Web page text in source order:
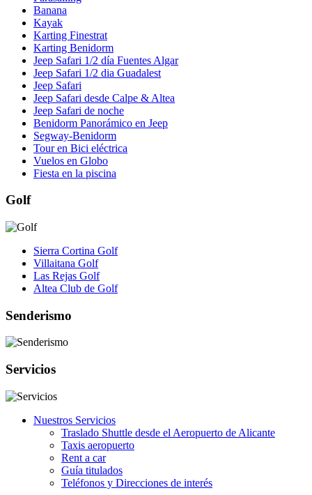
Banana
Kayak
Karting Finestrat
Karting Benidorm
Jeep Safari 1/2 día Fuentes Algar
Jeep Safari 1/2 dia Guadalest
Jeep Safari
Jeep Safari desde Calpe & Altea
Jeep Safari de noche
Benidorm Panorámico en Jeep
Segway-Benidorm
Tour en Bici eléctrica
Vuelos en Globo
Fiesta en la piscina
Golf
Sierra Cortina Golf
Villaitana Golf
Las Rejas Golf
Altea Club de Golf
Senderismo
Servicios
Nuestros Servicios
Traslado Shuttle desde el Aeropuerto de Alicante
Taxis aeropuerto
Rent a car
Guía titulados
Teléfonos y Direcciones de interés